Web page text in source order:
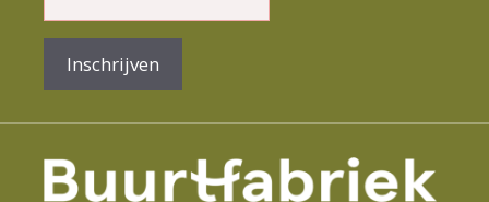
e
n
t
N
a
Inschrijven